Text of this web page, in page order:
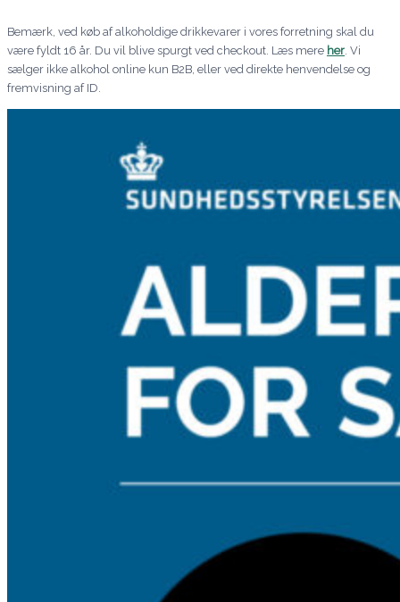
Bemærk, ved køb af alkoholdige drikkevarer i vores forretning skal du
være fyldt 16 år. Du vil blive spurgt ved checkout. Læs mere her. Vi
sælger ikke alkohol online kun B2B, eller ved direkte henvendelse og
fremvisning af ID.